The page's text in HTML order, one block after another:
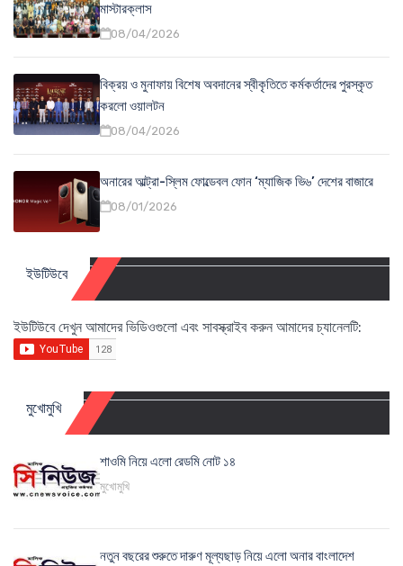
মাস্টারক্লাস
08/04/2026
বিক্রয় ও মুনাফায় বিশেষ অবদানের স্বীকৃতিতে কর্মকর্তাদের পুরস্কৃত
করলো ওয়ালটন
08/04/2026
অনারের আল্ট্রা-স্লিম ফোল্ডেবল ফোন ‘ম্যাজিক ভি৬’ দেশের বাজারে
08/01/2026
ইউটিউবে
ইউটিউবে দেখুন আমাদের ভিডিওগুলো এবং সাবস্ক্রাইব করুন আমাদের চ্যানেলটি:
মুখোমুখি
শাওমি নিয়ে এলো রেডমি নোট ১৪
মুখোমুখি
নতুন বছরের শুরুতে দারুণ মূল্যছাড় নিয়ে এলো অনার বাংলাদেশ